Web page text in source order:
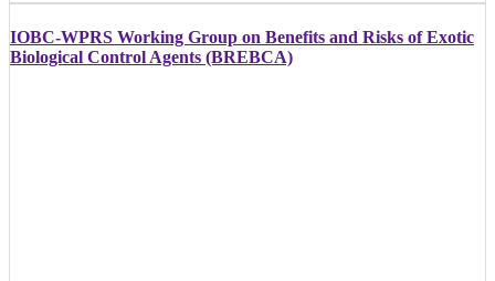
IOBC-WPRS Working Group on Benefits and Risks of Exotic
Biological Control Agents (BREBCA)